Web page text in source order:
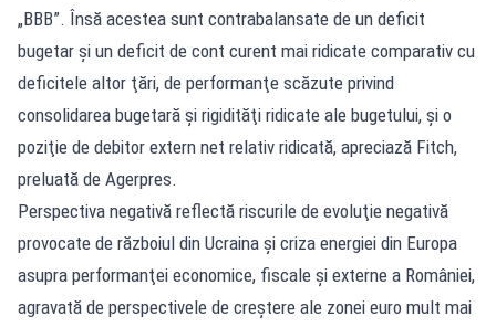
„BBB”. Însă acestea sunt contrabalansate de un deficit
bugetar şi un deficit de cont curent mai ridicate comparativ cu
deficitele altor ţări, de performanţe scăzute privind
consolidarea bugetară şi rigidităţi ridicate ale bugetului, şi o
poziţie de debitor extern net relativ ridicată, apreciază Fitch,
preluată de Agerpres.
Perspectiva negativă reflectă riscurile de evoluţie negativă
provocate de războiul din Ucraina şi criza energiei din Europa
asupra performanţei economice, fiscale şi externe a României,
agravată de perspectivele de creştere ale zonei euro mult mai